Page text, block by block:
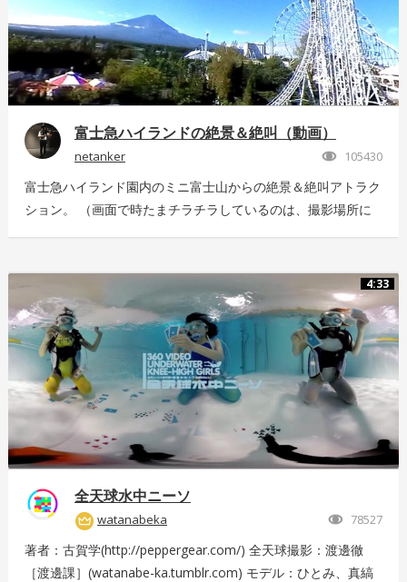
富士急ハイランドの絶景＆絶叫（動画）
netanker 105430
富士急ハイランド園内のミニ富士山からの絶景＆絶叫アトラク
ション。 （画面で時たまチラチラしているのは、撮影場所に
4125-4c14-9883-5751e4eaac33 後日外周を回っている「ドド
ンパ」が「ド・ドドンパ」に変わりました。リニューアル後に
再撮影した映像はこちら
https://store.hacosco.com/movies/4fcb52df-b1c8-41ba-
9e69-c14eef62ea6b
4:33
全天球水中ニーソ
watanabeka 78527
著者：古賀学(http://peppergear.com/) 全天球撮影：渡邊徹
［渡邊課］(watanabe-ka.tumblr.com) モデル：ひとみ、真縞